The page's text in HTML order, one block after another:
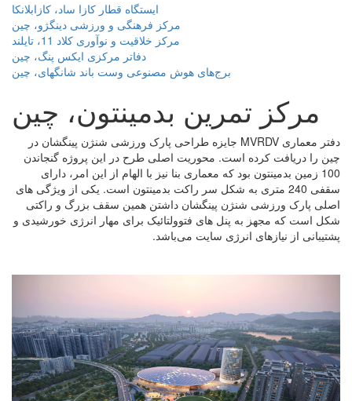
ایستگاه قطار کازا ساد، کازابلانکا
مرکز فرهنگی و ورزشی دینگژو، چین
مرکز خلاقیت و نوآوری کلاد 11، تایلند
دفاتر مرکزی ایکس پنگ، چین
برج‌های هوش مصنوعی وست باند شانگهای، چین
مرکز تمرین بدمینتون، چین
دفتر معماری MVRDV جایزه طراحی پارک ورزشی شنژن پینگشان در
چین را دریافت کرده است. محوریت اصلی طرح در این پروژه گنجاندن
100 زمین بدمینتون بود که معماری بنا نیز با الهام از این امر، دارای
سقفی 240 متری به شکل سر راکت بدمینتون است. یکی از ویژگی های
اصلی پارک ورزشی شنژن پینگشان داشتن همین سقف بزرگ و راکتی
شکل است که مجهز به پنل های فتوولتائیک برای مهار انرژی خورشیدی و
پشتیبانی از نیازهای انرژی سایت می‌باشد.